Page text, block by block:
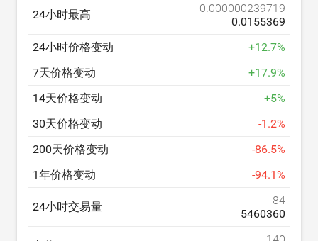
24小时最高
0.000000239719
0.0155369
24小时价格变动
+12.7%
7天价格变动
+17.9%
14天价格变动
+5%
30天价格变动
-1.2%
200天价格变动
-86.5%
1年价格变动
-94.1%
24小时交易量
84
5460360